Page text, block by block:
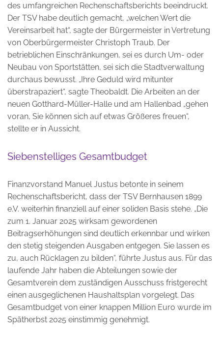
des umfangreichen Rechenschaftsberichts beeindruckt.
Der TSV habe deutlich gemacht, „welchen Wert die
Vereinsarbeit hat“, sagte der Bürgermeister in Vertretung
von Oberbürgermeister Christoph Traub. Der
betrieblichen Einschränkungen, sei es durch Um- oder
Neubau von Sportstätten, sei sich die Stadtverwaltung
durchaus bewusst. „Ihre Geduld wird mitunter
überstrapaziert“, sagte Theobaldt. Die Arbeiten an der
neuen Gotthard-Müller-Halle und am Hallenbad „gehen
voran, Sie können sich auf etwas Größeres freuen“,
stellte er in Aussicht.
Siebenstelliges Gesamtbudget
Finanzvorstand Manuel Justus betonte in seinem
Rechenschaftsbericht, dass der TSV Bernhausen 1899
e.V. weiterhin finanziell auf einer soliden Basis stehe. „Die
zum 1. Januar 2025 wirksam gewordenen
Beitragserhöhungen sind deutlich erkennbar und wirken
den stetig steigenden Ausgaben entgegen. Sie lassen es
zu, auch Rücklagen zu bilden“, führte Justus aus. Für das
laufende Jahr haben die Abteilungen sowie der
Gesamtverein dem zuständigen Ausschuss fristgerecht
einen ausgeglichenen Haushaltsplan vorgelegt. Das
Gesamtbudget von einer knappen Million Euro wurde im
Spätherbst 2025 einstimmig genehmigt.